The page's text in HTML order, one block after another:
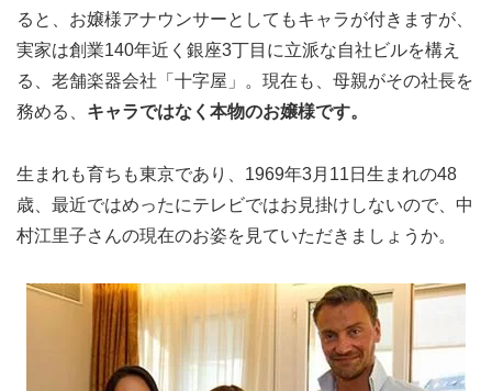
ると、お嬢様アナウンサーとしてもキャラが付きますが、
実家は創業140年近く銀座3丁目に立派な自社ビルを構え
る、老舗楽器会社「十字屋」。現在も、母親がその社長を
務める、 キャラではなく本物のお嬢様です。
生まれも育ちも東京であり、1969年3月11日生まれの48
歳、最近ではめったにテレビではお見掛けしないので、中
村江里子さんの現在のお姿を見ていただきましょうか。